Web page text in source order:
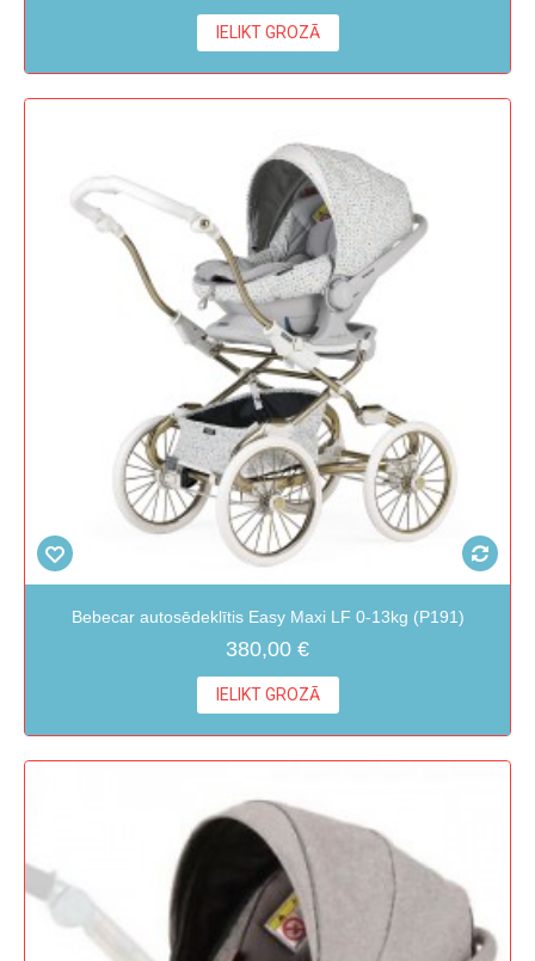
IELIKT GROZĀ
Bebecar autosēdeklītis Easy Maxi LF 0-13kg (P191)
380,00 €
IELIKT GROZĀ